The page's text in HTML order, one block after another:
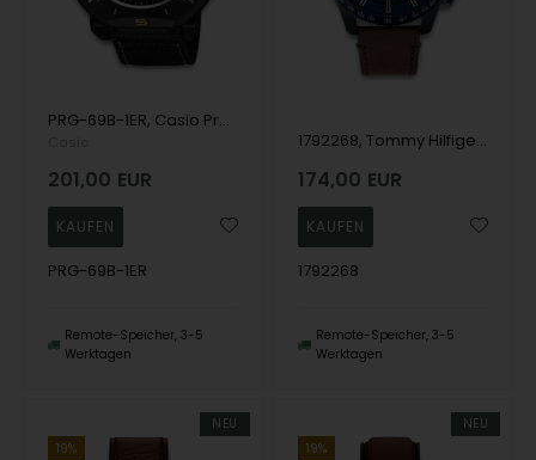
PRG-69B-1ER, Casio Protrek PRG-69B-1ER Digital Herre m/rem
201,00 EUR
PRG-69B-1ER
Remote-Speicher, 3-5
Werktagen
1792268, Tommy Hilfiger Bank Quartz Herre m/rem
174,00 EUR
1792268
Remote-Speicher, 3-5
Werktagen
NEU
19%
NEU
19%